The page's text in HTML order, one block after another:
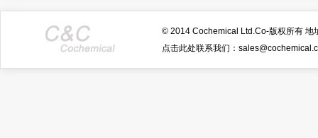
© 2014 Cochemical Ltd.Co-版权所有 地
点击此处联系我们：